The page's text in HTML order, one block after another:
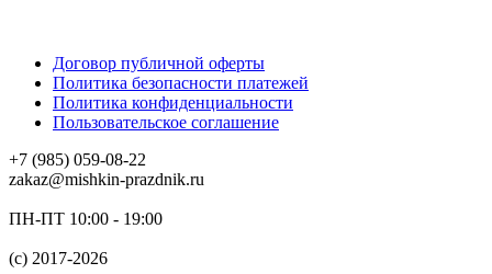
Договор публичной оферты
Политика безопасности платежей
Политика конфиденциальности
Пользовательское соглашение
+7 (985) 059-08-22
zakaz@mishkin-prazdnik.ru
ПН-ПТ 10:00 - 19:00
(c) 2017-2026